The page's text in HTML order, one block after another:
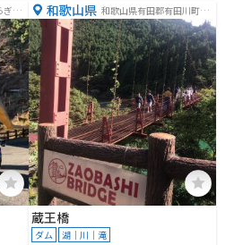
ぎ町
和歌山県 和歌山県有田郡有田川町沼
１１１９
蔵王橋
ダム 湖｜川｜滝